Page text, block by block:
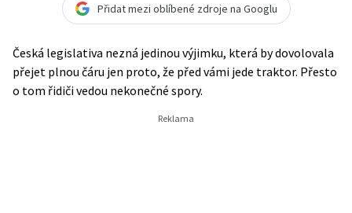
Přidat mezi oblíbené zdroje na Googlu
Česká legislativa nezná jedinou výjimku, která by dovolovala
přejet plnou čáru jen proto, že před vámi jede traktor. Přesto
o tom řidiči vedou nekonečné spory.